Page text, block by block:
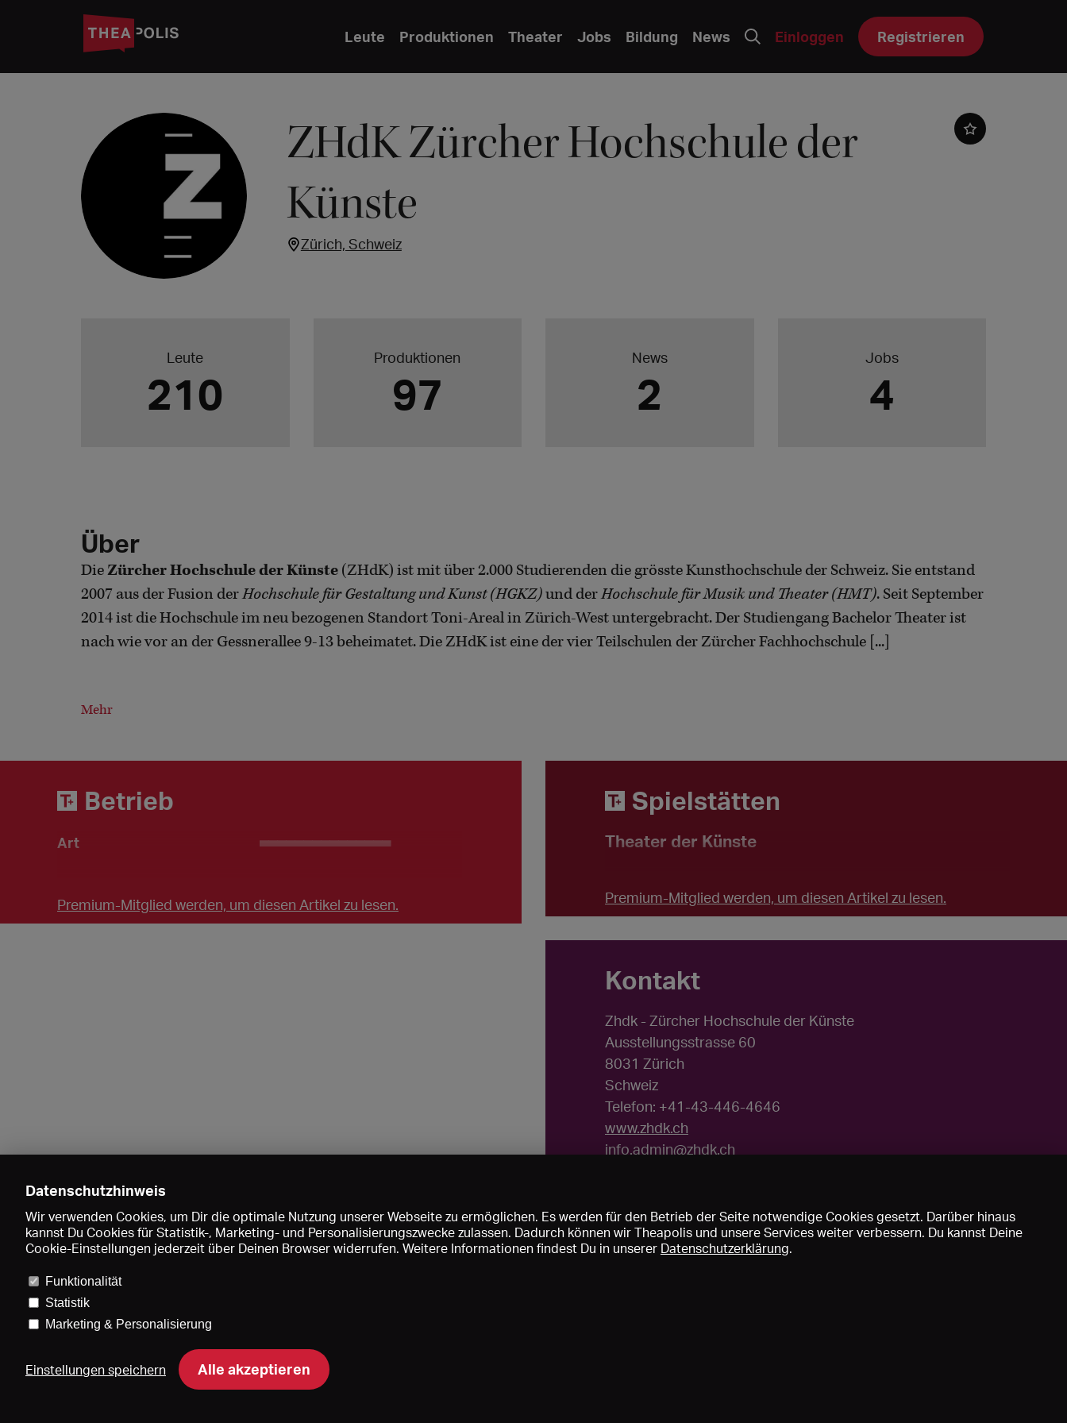
Leute Produktionen Theater Jobs Bildung News Einloggen Registrieren
ZHdK Zürcher Hochschule der
Künste
Zürich, Schweiz
Leute
210
Produktionen
97
News
2
Jobs
4
Über
DieZürcher Hochschule der Künste (ZHdK) ist mit über 2.000 Studierenden die grösste Kunsthochschule der Schweiz. Sie entstand
2007 aus der Fusion derHochschule für Gestaltung und Kunst (HGKZ)und derHochschule für Musik und Theater (HMT). Seit September
2014 ist die Hochschule im neu bezogenen Standort Toni-Areal in Zürich-West untergebracht. Der Studiengang Bachelor Theater ist
nach wie vor an der Gessnerallee 9-13 beheimatet. Die ZHdK ist eine der vier Teilschulen der Zürcher Fachhochschule [...]
Mehr
Betrieb
Art _______________
Premium-Mitglied werden, um diesen Artikel zu lesen.
Spielstätten
Theater der Künste
Premium-Mitglied werden, um diesen Artikel zu lesen.
Kontakt
Zhdk - Zürcher Hochschule der Künste
Ausstellungsstrasse 60
8031 Zürich
Schweiz
Telefon: +41-43-446-4646
www.zhdk.ch
info.admin@zhdk.ch
Datenschutzhinweis
Wir verwenden Cookies, um Dir die optimale Nutzung unserer Webseite zu ermöglichen. Es werden für den Betrieb der Seite notwendige Cookies gesetzt. Darüber hinaus
kannst Du Cookies für Statistik-, Marketing- und Personalisierungszwecke zulassen. Dadurch können wir Theapolis und unsere Services weiter verbessern. Du kannst Deine
Cookie-Einstellungen jederzeit über Deinen Browser widerrufen. Weitere Informationen findest Du in unserer Datenschutzerklärung.
Funktionalität
Statistik
Marketing & Personalisierung
Einstellungen speichern Alle akzeptieren